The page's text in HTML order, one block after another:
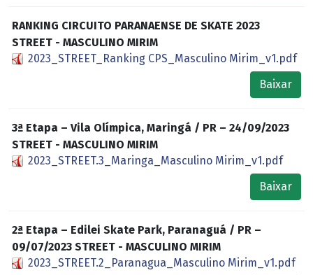
RANKING CIRCUITO PARANAENSE DE SKATE 2023
STREET - MASCULINO MIRIM
2023_STREET_Ranking CPS_Masculino Mirim_v1.pdf
Baixar
3ª Etapa – Vila Olímpica, Maringá / PR – 24/09/2023
STREET - MASCULINO MIRIM
2023_STREET.3_Maringa_Masculino Mirim_v1.pdf
Baixar
2ª Etapa – Edilei Skate Park, Paranaguá / PR –
09/07/2023 STREET - MASCULINO MIRIM
2023_STREET.2_Paranagua_Masculino Mirim_v1.pdf